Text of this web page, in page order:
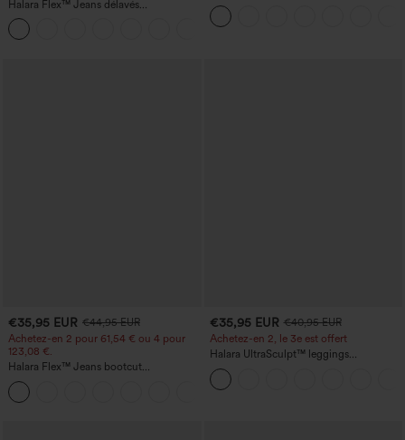
Halara Flex™ Jeans délavés
décontractés, coupe baggy à jambe
large, taille basse asymétrique, poches
zippées
manches chauve-souris et coupe ample
€35,95 EUR €44,95 EUR
Achetez-en 2 pour 61,54 € ou 4 pour
123,08 €.
Halara Flex™ Jeans bootcut
décontractés taille haute, effet délavé,
avec poches
€35,95 EUR €40,95 EUR
Achetez-en 2, le 3e est offert
Halara UltraSculpt™ leggings
d'entraînement taille haute — fronces
liftantes pour le fessier, maintien gainant
du ventre et poche